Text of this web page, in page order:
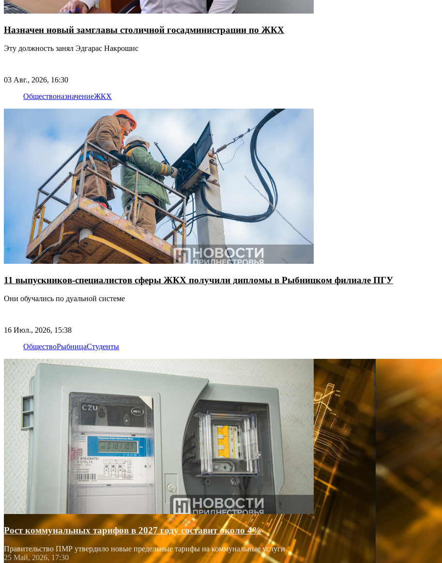
Назначен новый замглавы столичной госадминистрации по ЖКХ
Эту должность занял Эдгарас Накрошис
03 Авг., 2026, 16:30
ОбществоназначениеЖКХ
11 выпускников-специалистов сферы ЖКХ получили дипломы в Рыбницком филиале ПГУ
Они обучались по дуальной системе
16 Июл., 2026, 15:38
ОбществоРыбницаСтуденты
Рост коммунальных тарифов в 2027 году составит около 4%
Правительство ПМР утвердило новые предельные тарифы на коммунальные услуги
25 Май, 2026, 17:30